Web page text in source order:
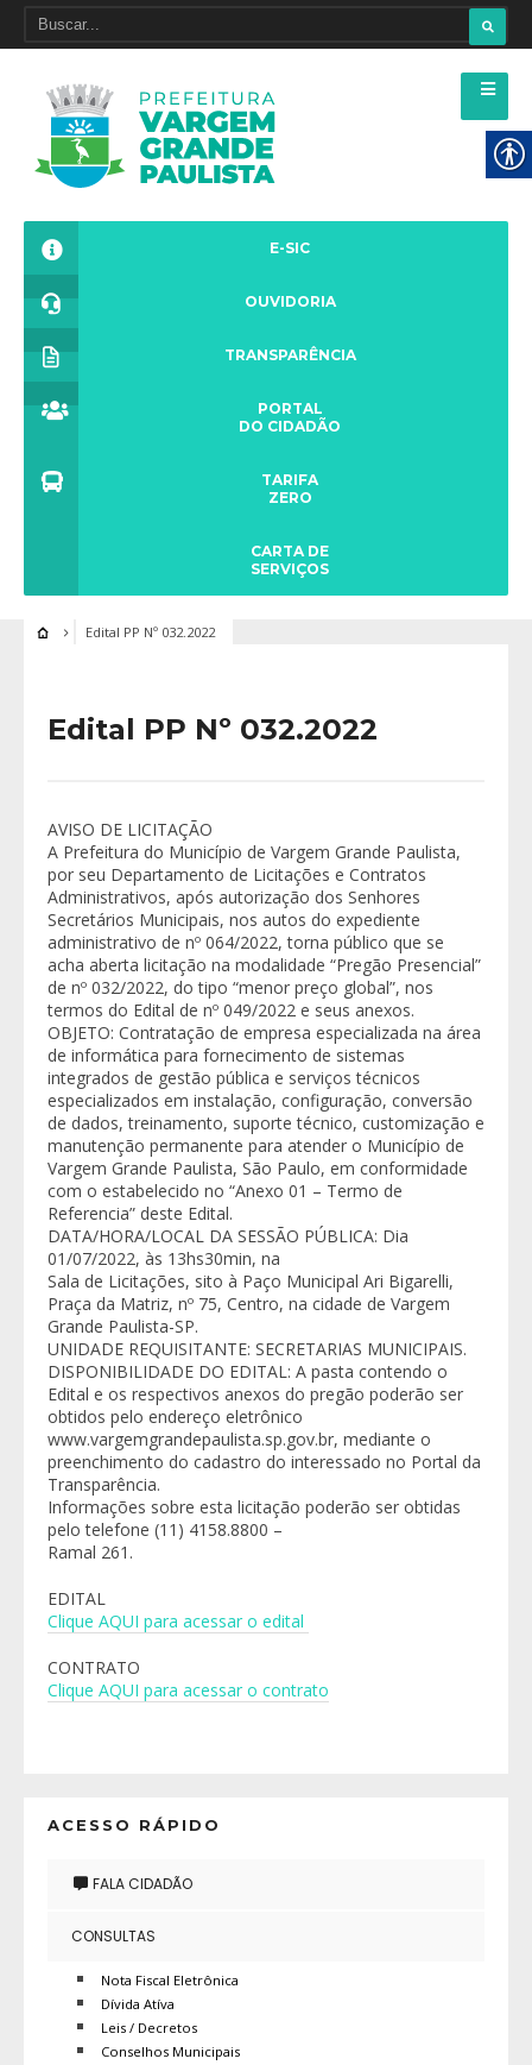
E-SIC
OUVIDORIA
TRANSPARÊNCIA
PORTAL
DO CIDADÃO
TARIFA
ZERO
CARTA DE
SERVIÇOS
Edital PP Nº 032.2022
Edital PP Nº 032.2022
AVISO DE LICITAÇÃO
A Prefeitura do Município de Vargem Grande Paulista,
por seu Departamento de Licitações e Contratos
Administrativos, após autorização dos Senhores
Secretários Municipais, nos autos do expediente
administrativo de nº 064/2022, torna público que se
acha aberta licitação na modalidade “Pregão Presencial”
de nº 032/2022, do tipo “menor preço global”, nos
termos do Edital de nº 049/2022 e seus anexos.
OBJETO: Contratação de empresa especializada na área
de informática para fornecimento de sistemas
integrados de gestão pública e serviços técnicos
especializados em instalação, configuração, conversão
de dados, treinamento, suporte técnico, customização e
manutenção permanente para atender o Município de
Vargem Grande Paulista, São Paulo, em conformidade
com o estabelecido no “Anexo 01 – Termo de
Referencia” deste Edital.
DATA/HORA/LOCAL DA SESSÃO PÚBLICA: Dia
01/07/2022, às 13hs30min, na
Sala de Licitações, sito à Paço Municipal Ari Bigarelli,
Praça da Matriz, nº 75, Centro, na cidade de Vargem
Grande Paulista-SP.
UNIDADE REQUISITANTE: SECRETARIAS MUNICIPAIS.
DISPONIBILIDADE DO EDITAL: A pasta contendo o
Edital e os respectivos anexos do pregão poderão ser
obtidos pelo endereço eletrônico
www.vargemgrandepaulista.sp.gov.br, mediante o
preenchimento do cadastro do interessado no Portal da
Transparência.
Informações sobre esta licitação poderão ser obtidas
pelo telefone (11) 4158.8800 –
Ramal 261.
EDITAL
Clique AQUI para acessar o edital
CONTRATO
Clique AQUI para acessar o contrato
ACESSO RÁPIDO
FALA CIDADÃO
CONSULTAS
Nota Fiscal Eletrônica
Dívida Atíva
Leis / Decretos
Conselhos Municipais